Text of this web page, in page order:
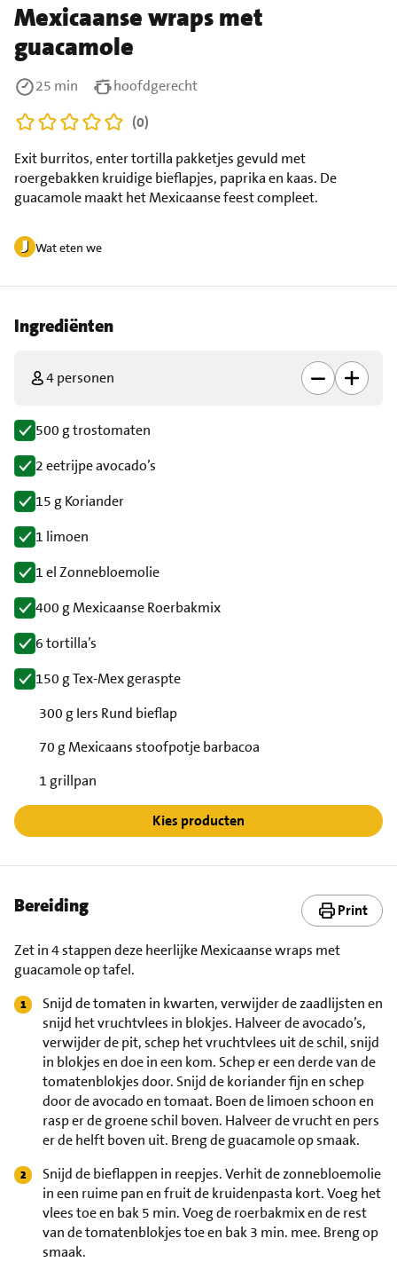
Mexicaanse wraps met
guacamole
Wat eten we
Exit burritos, enter tortilla pakketjes gevuld met
roergebakken kruidige bieflapjes, paprika en kaas. De
guacamole maakt het Mexicaanse feest compleet.
25 min
hoofdgerecht
(0)
Ingrediënten
4 personen
500 g trostomaten
2 eetrijpe avocado’s
15 g Koriander
1 limoen
1 el Zonnebloemolie
400 g Mexicaanse Roerbakmix
6 tortilla’s
150 g Tex-Mex geraspte
300 g Iers Rund bieflap
70 g Mexicaans stoofpotje barbacoa
1 grillpan
Kies producten
Bereiding Print
Zet in 4 stappen deze heerlijke Mexicaanse wraps met
guacamole op tafel.
Snijd de tomaten in kwarten, verwijder de zaadlijsten en
snijd het vruchtvlees in blokjes. Halveer de avocado’s,
verwijder de pit, schep het vruchtvlees uit de schil, snijd
in blokjes en doe in een kom. Schep er een derde van de
tomatenblokjes door. Snijd de koriander fijn en schep
door de avocado en tomaat. Boen de limoen schoon en
rasp er de groene schil boven. Halveer de vrucht en pers
er de helft boven uit. Breng de guacamole op smaak.
Snijd de bieflappen in reepjes. Verhit de zonnebloemolie
in een ruime pan en fruit de kruidenpasta kort. Voeg het
vlees toe en bak 5 min. Voeg de roerbakmix en de rest
van de tomatenblokjes toe en bak 3 min. mee. Breng op
smaak.